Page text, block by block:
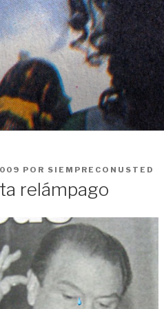
POR SIEMPRECONUSTED
relámpago